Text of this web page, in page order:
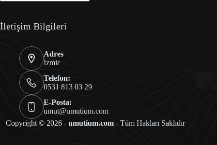
İletişim Bilgileri
Adres
İzmir
Telefon:
0531 813 03 29
E-Posta:
umut@umutium.com
Copyright © 2026 -umutium.com - Tüm Hakları Saklıdır